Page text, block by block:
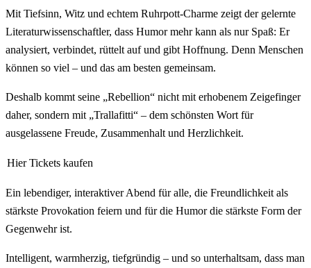
Mit Tiefsinn, Witz und echtem Ruhrpott-Charme zeigt der gelernte
Literaturwissenschaftler, dass Humor mehr kann als nur Spaß: Er
analysiert, verbindet, rüttelt auf und gibt Hoffnung. Denn Menschen
können so viel – und das am besten gemeinsam.
Deshalb kommt seine „Rebellion“ nicht mit erhobenem Zeigefinger
daher, sondern mit „Trallafitti“ – dem schönsten Wort für
ausgelassene Freude, Zusammenhalt und Herzlichkeit.
Hier Tickets kaufen
Ein lebendiger, interaktiver Abend für alle, die Freundlichkeit als
stärkste Provokation feiern und für die Humor die stärkste Form der
Gegenwehr ist.
Intelligent, warmherzig, tiefgründig – und so unterhaltsam, dass man